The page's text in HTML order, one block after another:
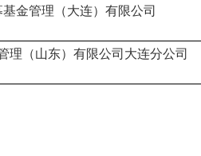
金管理（大连）有限公司
理（山东）有限公司大连分公司